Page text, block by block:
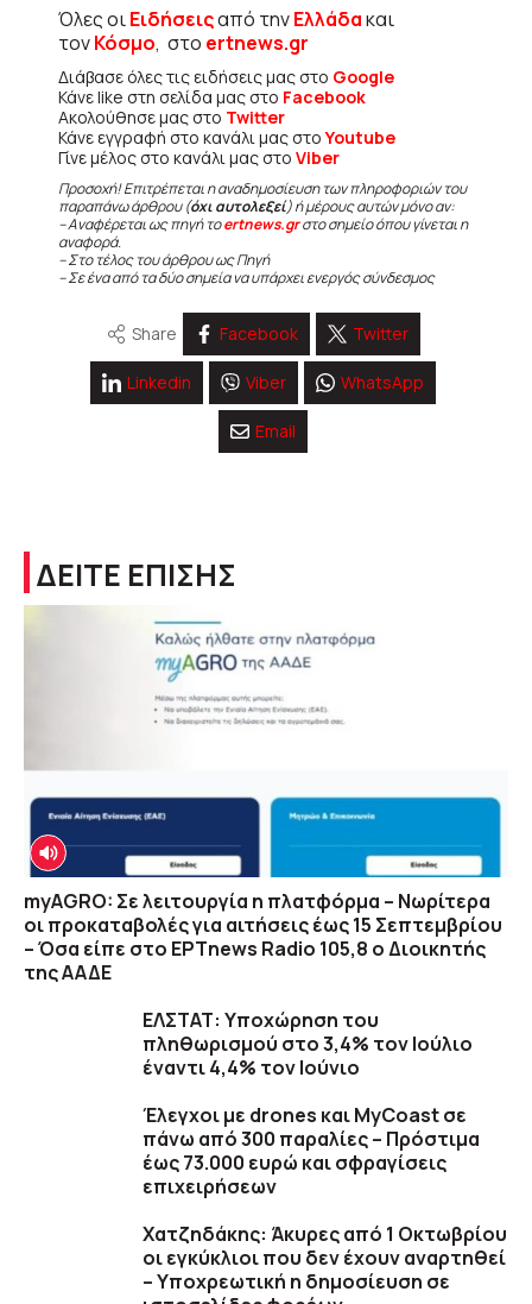
Όλες οιΕιδήσειςαπό τηνΕλλάδακαι
τονΚόσμο, στο ertnews.gr
Διάβασε όλες τις ειδήσεις μας στο Google
Κάνε like στη σελίδα μας στο Facebook
Ακολούθησε μας στο Twitter
Κάνε εγγραφή στο κανάλι μας στοYoutube
Γίνε μέλος στο κανάλι μας στο Viber
Προσοχή! Επιτρέπεται η αναδημοσίευση των πληροφοριών του
παραπάνω άρθρου (όχι αυτολεξεί) ή μέρους αυτών μόνο αν:
– Αναφέρεται ως πηγή τοertnews.grστο σημείο όπου γίνεται η
αναφορά.
– Στο τέλος του άρθρου ως Πηγή
– Σε ένα από τα δύο σημεία να υπάρχει ενεργός σύνδεσμος
Share Facebook Twitter
Linkedin Viber WhatsApp
Email
ΔΕΙΤΕ ΕΠΙΣΗΣ
myAGRO: Σε λειτουργία η πλατφόρμα – Νωρίτερα
οι προκαταβολές για αιτήσεις έως 15 Σεπτεμβρίου
– Όσα είπε στο ΕΡΤnews Radio 105,8 ο Διοικητής
της ΑΑΔΕ
ΕΛΣΤΑΤ: Υποχώρηση του
πληθωρισμού στο 3,4% τον Ιούλιο
έναντι 4,4% τον Ιούνιο
Έλεγχοι με drones και MyCoast σε
πάνω από 300 παραλίες – Πρόστιμα
έως 73.000 ευρώ και σφραγίσεις
επιχειρήσεων
Χατζηδάκης: Άκυρες από 1 Οκτωβρίου
οι εγκύκλιοι που δεν έχουν αναρτηθεί
– Υποχρεωτική η δημοσίευση σε